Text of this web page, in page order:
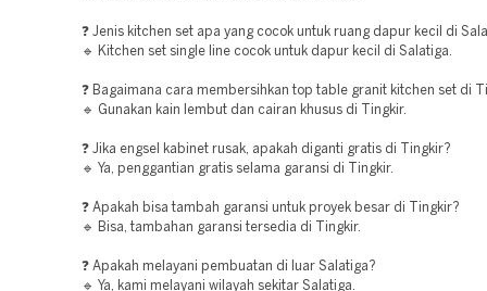
❓ Jenis kitchen set apa yang cocok untuk ruang dapur kecil di
🔹 Kitchen set single line cocok untuk dapur kecil di Salatiga.
❓ Bagaimana cara membersihkan top table granit kitchen set di
🔹 Gunakan kain lembut dan cairan khusus di Tingkir.
❓ Jika engsel kabinet rusak, apakah diganti gratis di Tingkir?
🔹 Ya, penggantian gratis selama garansi di Tingkir.
❓ Apakah bisa tambah garansi untuk proyek besar di Tingkir?
🔹 Bisa, tambahan garansi tersedia di Tingkir.
❓ Apakah melayani pembuatan di luar Salatiga?
🔹 Ya, kami melayani wilayah sekitar Salatiga.